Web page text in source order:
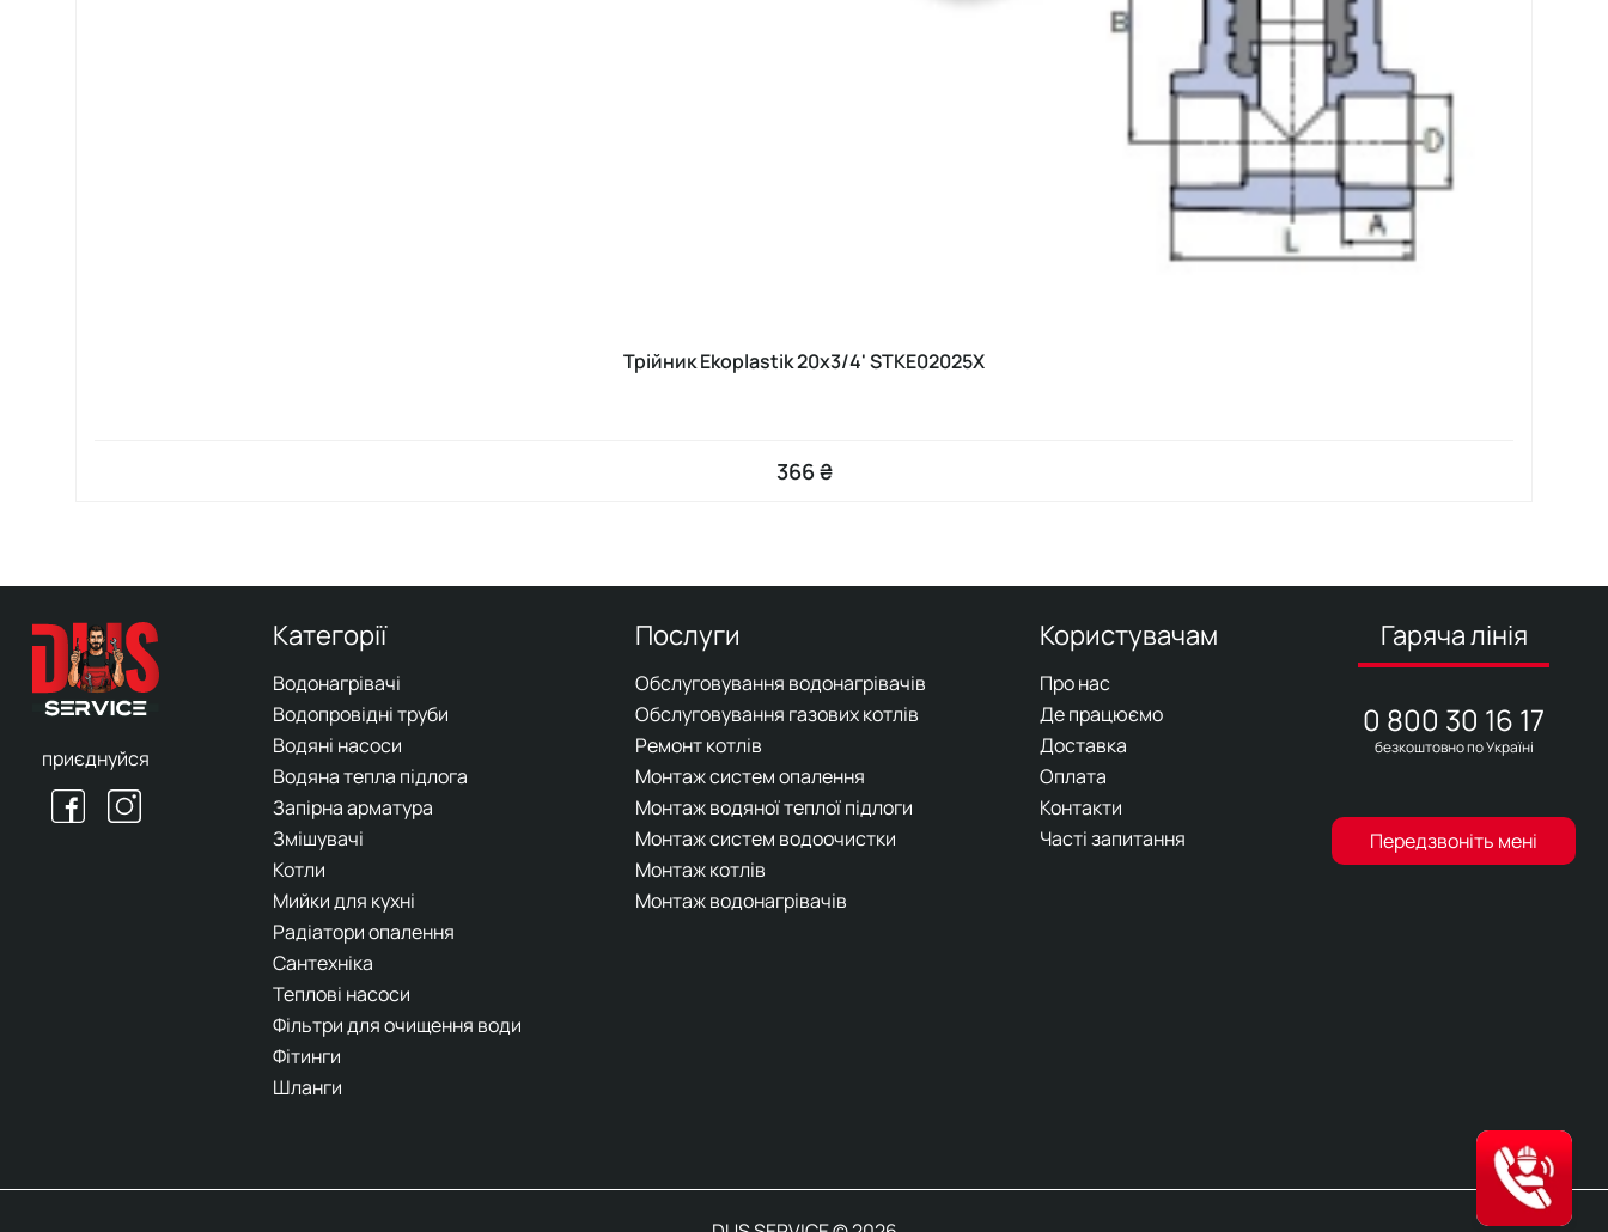
Трійник Ekoplastik 20х3/4' STKE02025X
366 ₴
приєднуйся
Категорії
Водонагрівачі
Водопровідні труби
Водяні насоси
Водяна тепла підлога
Запірна арматура
Змішувачі
Котли
Мийки для кухні
Радіатори опалення
Сантехніка
Теплові насоси
Фільтри для очищення води
Фітинги
Шланги
Послуги
Обслуговування водонагрівачів
Обслуговування газових котлів
Ремонт котлів
Монтаж систем опалення
Монтаж водяної теплої підлоги
Монтаж систем водоочистки
Монтаж котлів
Монтаж водонагрівачів
Користувачам
Про нас
Де працюємо
Доставка
Оплата
Контакти
Часті запитання
Гаряча лінія
0 800 30 16 17
безкоштовно по Україні
Передзвоніть мені